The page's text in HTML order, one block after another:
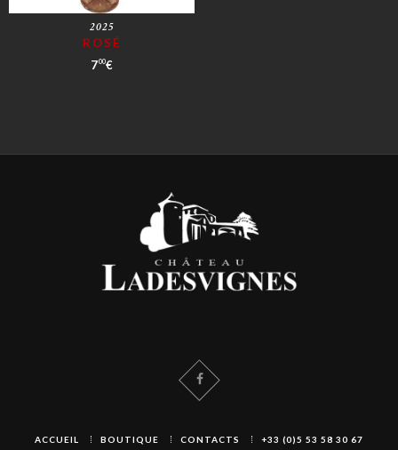
2025
ROSÉ
700€
ACCUEIL BOUTIQUE CONTACTS +33 (0)5 53 58 30 67